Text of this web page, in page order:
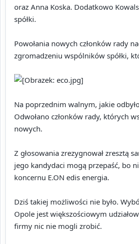
oraz Anna Koska. Dodatkowo
spółki.
Powołania nowych członków rady
zgromadzeniu wspólników spółki,
Na poprzednim walnym, jakie
Odwołano członków rady, których
nowych.
Z głosowania zrezygnował zresztą
jego kandydaci mogą przepaść, bo
koncernu E.ON edis energia.
Dziś takiej możliwości nie było.
Opole jest większościowym
firmy nic nie mogli zrobić.